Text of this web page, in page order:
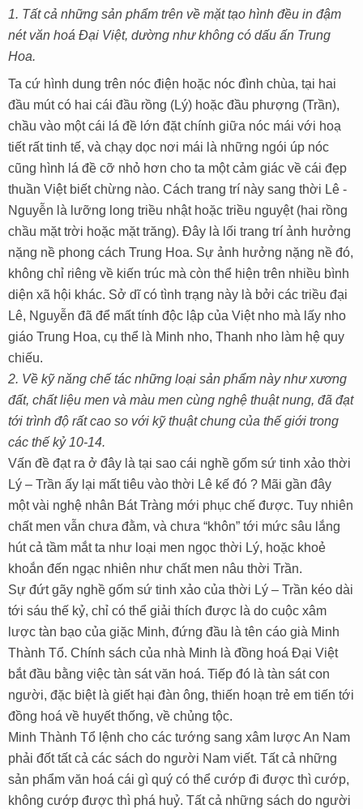
1. Tất cả những sản phẩm trên về mặt tạo hình đều in đậm
nét văn hoá Đại Việt, dường như không có dấu ấn Trung
Hoa.
Ta cứ hình dung trên nóc điện hoặc nóc đình chùa, tại hai
đầu mút có hai cái đầu rồng (Lý) hoặc đầu phượng (Trần),
chầu vào một cái lá đề lớn đặt chính giữa nóc mái với hoạ
tiết rất tinh tế, và chạy dọc nơi mái là những ngói úp nóc
cũng hình lá đề cỡ nhỏ hơn cho ta một cảm giác về cái đẹp
thuần Việt biết chừng nào. Cách trang trí này sang thời Lê -
Nguyễn là lưỡng long triều nhật hoặc triều nguyệt (hai rồng
chầu mặt trời hoặc mặt trăng). Đây là lối trang trí ảnh hưởng
nặng nề phong cách Trung Hoa. Sự ảnh hưởng nặng nề đó,
không chỉ riêng về kiến trúc mà còn thể hiện trên nhiều bình
diện xã hội khác. Sở dĩ có tình trạng này là bởi các triều đại
Lê, Nguyễn đã để mất tính độc lập của Việt nho mà lấy nho
giáo Trung Hoa, cụ thể là Minh nho, Thanh nho làm hệ quy
chiếu.
2. Về kỹ năng chế tác những loại sản phẩm này như xương
đất, chất liệu men và màu men cùng nghệ thuật nung, đã đạt
tới trình độ rất cao so với kỹ thuật chung của thế giới trong
các thế kỷ 10-14.
Vấn đề đạt ra ở đây là tại sao cái nghề gốm sứ tinh xảo thời
Lý – Trần ấy lại mất tiêu vào thời Lê kế đó ? Mãi gần đây
một vài nghệ nhân Bát Tràng mới phục chế được. Tuy nhiên
chất men vẫn chưa đằm, và chưa “khôn” tới mức sâu lắng
hút cả tầm mắt ta như loại men ngọc thời Lý, hoặc khoẻ
khoắn đến ngạc nhiên như chất men nâu thời Trần.
Sự đứt gãy nghề gốm sứ tinh xảo của thời Lý – Trần kéo dài
tới sáu thế kỷ, chỉ có thể giải thích được là do cuộc xâm
lược tàn bạo của giặc Minh, đứng đầu là tên cáo già Minh
Thành Tổ. Chính sách của nhà Minh là đồng hoá Đại Việt
bắt đầu bằng việc tàn sát văn hoá. Tiếp đó là tàn sát con
người, đặc biệt là giết hại đàn ông, thiến hoạn trẻ em tiến tới
đồng hoá về huyết thống, về chủng tộc.
Minh Thành Tổ lệnh cho các tướng sang xâm lược An Nam
phải đốt tất cả các sách do người Nam viết. Tất cả những
sản phẩm văn hoá cái gì quý có thể cướp đi được thì cướp,
không cướp được thì phá huỷ. Tất cả những sách do người